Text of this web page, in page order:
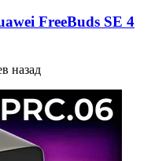
FreeBuds SE 4
назад